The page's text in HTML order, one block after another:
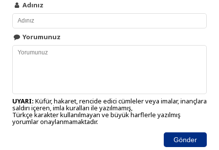
Adınız
Yorumunuz
UYARI: Küfür, hakaret, rencide edici cümleler veya imalar, inançlara
saldırı içeren, imla kuralları ile yazılmamış,
Türkçe karakter kullanılmayan ve büyük harflerle yazılmış
yorumlar onaylanmamaktadır.
Gönder